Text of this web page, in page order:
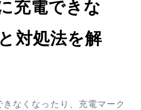
充電できな
対処法を解
なくなったり、充電マーク